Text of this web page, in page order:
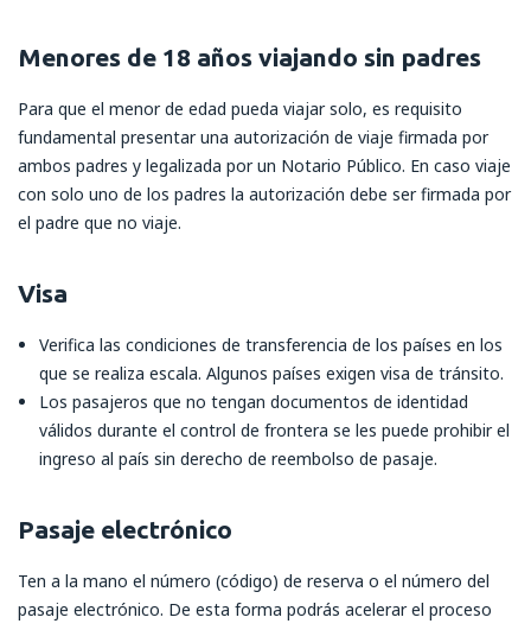
Menores de 18 años viajando sin padres
Para que el menor de edad pueda viajar solo, es requisito
fundamental presentar una autorización de viaje firmada por
ambos padres y legalizada por un Notario Público. En caso viaje
con solo uno de los padres la autorización debe ser firmada por
el padre que no viaje.
Visa
Verifica las condiciones de transferencia de los países en los
que se realiza escala. Algunos países exigen visa de tránsito.
Los pasajeros que no tengan documentos de identidad
válidos durante el control de frontera se les puede prohibir el
ingreso al país sin derecho de reembolso de pasaje.
Pasaje electrónico
Ten a la mano el número (código) de reserva o el número del
pasaje electrónico. De esta forma podrás acelerar el proceso